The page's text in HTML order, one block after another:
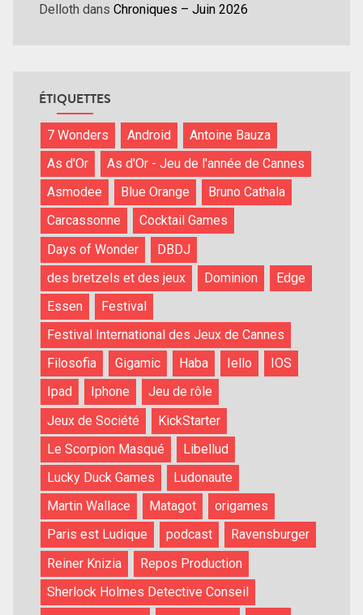
Delloth dans Chroniques – Juin 2026
ÉTIQUETTES
7 Wonders Android
Antoine Bauza
As d'Or
As d'Or - Jeu de l'année de Cannes
Asmodee
Blue Orange
Bruno Cathala
Carcassonne
Cocktail Games
Days of Wonder
DBDJ
des bretzels et des jeux
Dominion
Edge
Essen
Festival
Festival International des Jeux de Cannes
Filosofia
Gigamic Haba Iello
IOS
Ipad
Iphone
Jeu de rôle
Jeux de Société
KickStarter
Le Scorpion Masqué
Libellud
Lucky Duck Games
Ludonaute
Martin Wallace
Matagot
origames
Paris est Ludique
podcast
Ravensburger
Reiner Knizia
Repos Production
Sherlock Holmes Detective Conseil